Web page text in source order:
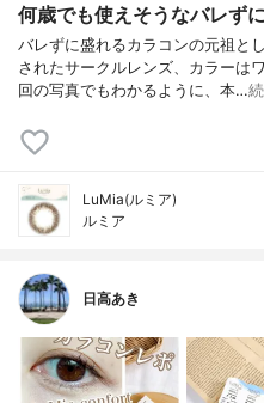
何歳でも使えそうなバレず
バレずに盛れるカラコンの元祖と
されたサークルレンズ、カラーは
回の写真でもわかるように、本…
LuMia(ルミア)
ルミア
日高あき